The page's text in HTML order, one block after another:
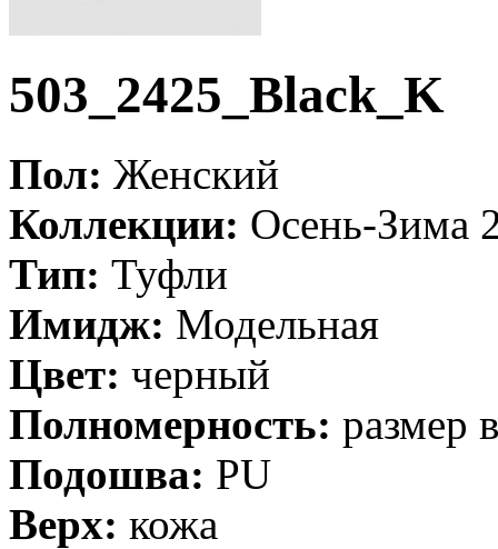
503_2425_Black_K
Пол: Женский
Коллекции: Осень-Зима
Тип: Туфли
Имидж: Модельная
Цвет: черный
Полномерность: размер
Подошва: PU
Верх: кожа